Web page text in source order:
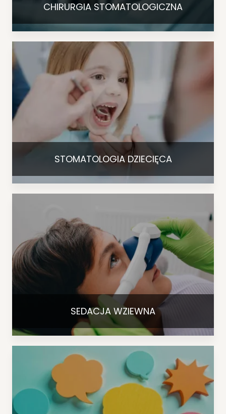
CHIRURGIA STOMATOLOGICZNA
STOMATOLOGIA DZIECIĘCA
SEDACJA WZIEWNA